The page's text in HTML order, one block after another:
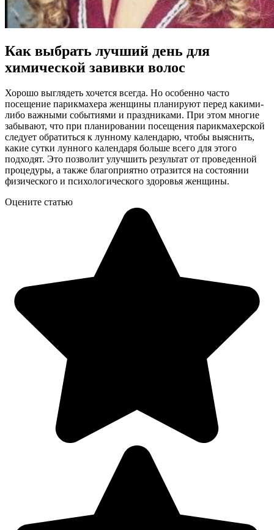
Как выбрать лучший день для
химической завивки волос
Хорошо выглядеть хочется всегда. Но особенно часто
посещение парикмахера женщины планируют перед какими-
либо важными событиями и праздниками. При этом многие
забывают, что при планировании посещения парикмахерской
следует обратиться к лунному календарю, чтобы выяснить,
какие сутки лунного календаря больше всего для этого
подходят. Это позволит улучшить результат от проведенной
процедуры, а также благоприятно отразится на состоянии
физического и психологического здоровья женщины.
Оцените статью